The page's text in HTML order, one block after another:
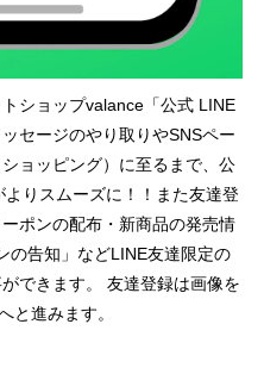
ショップvalance「公式 LINE
セージのやり取りやSNSペー
ョッピング）に至るまで、公
りスムーズに！！また友達登
ポンの配布・新商品の発売情
の告知」などLINE友達限定の
できます。 友達登録は画像を
と進みます。